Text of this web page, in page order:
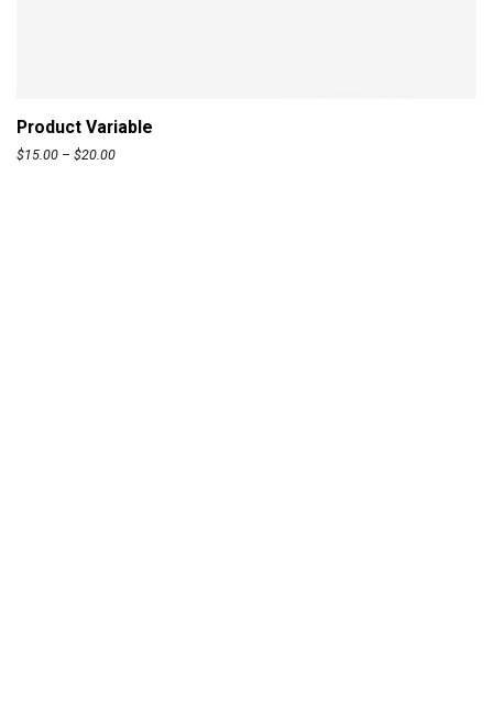
Product Variable
$15.00 – $20.00